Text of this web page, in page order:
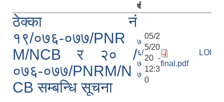
र्ष
ठेक्का नं
१९/०७६-०७७/PNR
M/NCB र २० /
०७६-०७७/PNRM/N
CB सम्बन्धि सूचना
७
६/
७
७
05/2
5/20
20 -
12:3
0
LOI
final.pdf